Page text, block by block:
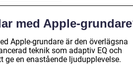
med Apple-
Apple-grundare är den överlägsna
teknik som adaptiv EQ och
en enastående ljudupplevelse.